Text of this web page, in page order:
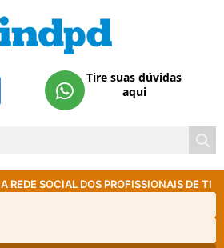
Tire suas dúvidas
aqui
A REDE SOCIAL DOS PROFISSIONAIS DE TI